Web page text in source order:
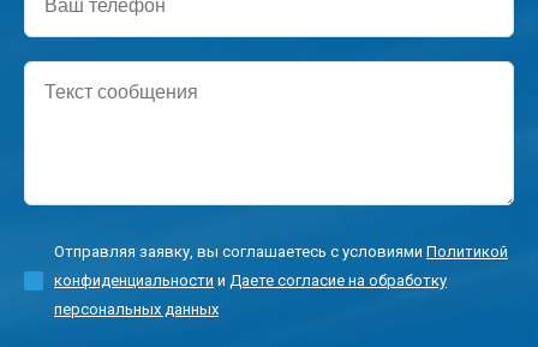
телефон
сообщения
Отправляя заявку, вы соглашаетесь с условиями Политикой
конфиденциальности и Даете согласие на обработку
персональных данных